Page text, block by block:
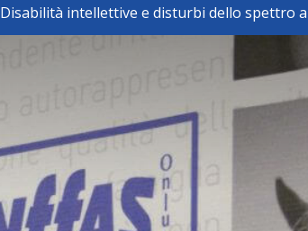
Inclusione scolastica
Inclusione lavorativa
Politiche sociali
Pillole
Formazione
Avvisi, bandi
Welfare locale
Disabilità intellettive e disturbi dello spettro